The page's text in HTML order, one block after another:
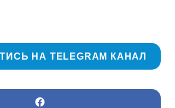
НА TELEGRAM КАНАЛ